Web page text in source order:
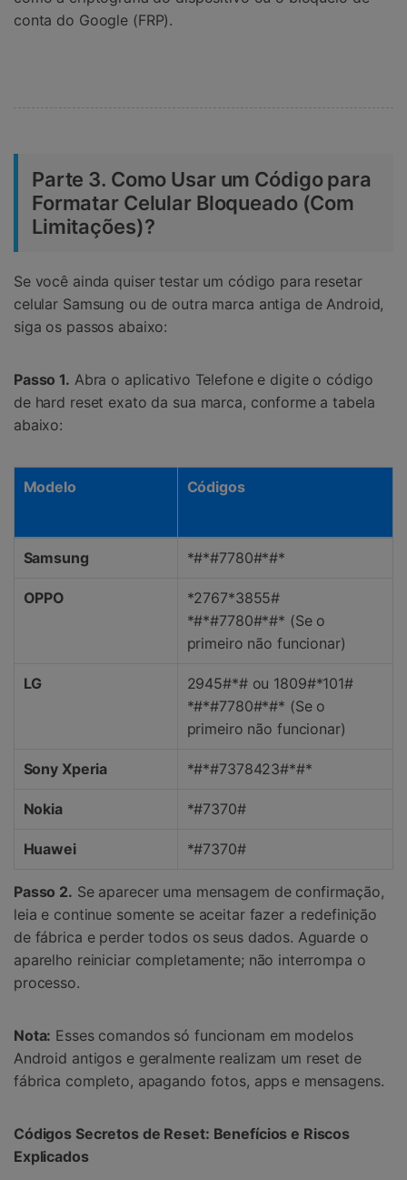
conta do Google (FRP).
Parte 3. Como Usar um Código para
Formatar Celular Bloqueado (Com
Limitações)?
Se você ainda quiser testar um código para resetar
celular Samsung ou de outra marca antiga de Android,
siga os passos abaixo:
Passo 1. Abra o aplicativo Telefone e digite o código
de hard reset exato da sua marca, conforme a tabela
abaixo:
Modelo Códigos
Samsung *#*#7780#*#*
OPPO
*2767*3855#
*#*#7780#*#* (Se o
primeiro não funcionar)
LG
2945#*# ou 1809#*101#
*#*#7780#*#* (Se o
primeiro não funcionar)
Sony Xperia *#*#7378423#*#*
Nokia *#7370#
Huawei *#7370#
Passo 2. Se aparecer uma mensagem de confirmação,
leia e continue somente se aceitar fazer a redefinição
de fábrica e perder todos os seus dados. Aguarde o
aparelho reiniciar completamente; não interrompa o
processo.
Nota: Esses comandos só funcionam em modelos
Android antigos e geralmente realizam um reset de
fábrica completo, apagando fotos, apps e mensagens.
Códigos Secretos de Reset: Benefícios e Riscos
Explicados